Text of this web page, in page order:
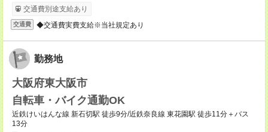
交通費別途支給あり
交通費 ◆交通費実費支給※当社規定あり
勤務地
大阪府東大阪市
自転車・バイク通勤OK
近鉄けいはんな線 新石切駅 徒歩9分/近鉄奈良線 東花園駅 徒歩11分＋バス
13分